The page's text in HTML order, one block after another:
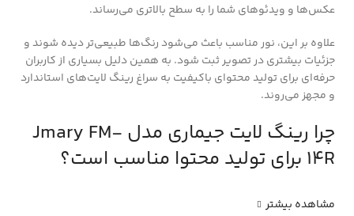
عکس‌ها و ویدئوهای شما را به سطح بالاتری می‌رساند.
علاوه بر این، نور مناسب باعث می‌شود رنگ‌ها طبیعی‌تر دیده شوند و
جزئیات بیشتری در تصویر ثبت شود. به همین دلیل بسیاری از کاربران
حرفه‌ای برای تولید محتوای باکیفیت به سراغ رینگ لایت‌های استاندارد
و مجهز می‌روند.
چرا رینگ لایت جیماری مدل Jmary FM-
14R برای تولید محتوا مناسب است؟
مشاهده بیشتر